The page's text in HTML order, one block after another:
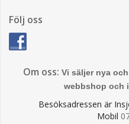
Följ oss
Om oss: Vi säljer nya
webbshop och
Besöksadressen är
Mobil